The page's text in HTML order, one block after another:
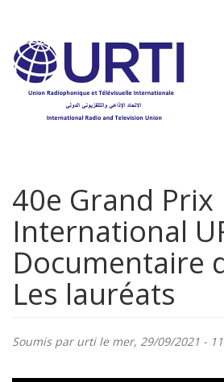
contenu
principal
40e Grand Prix
International
Documentaire
Les lauréats
Soumis par urtile mer, 29/09/2021 -